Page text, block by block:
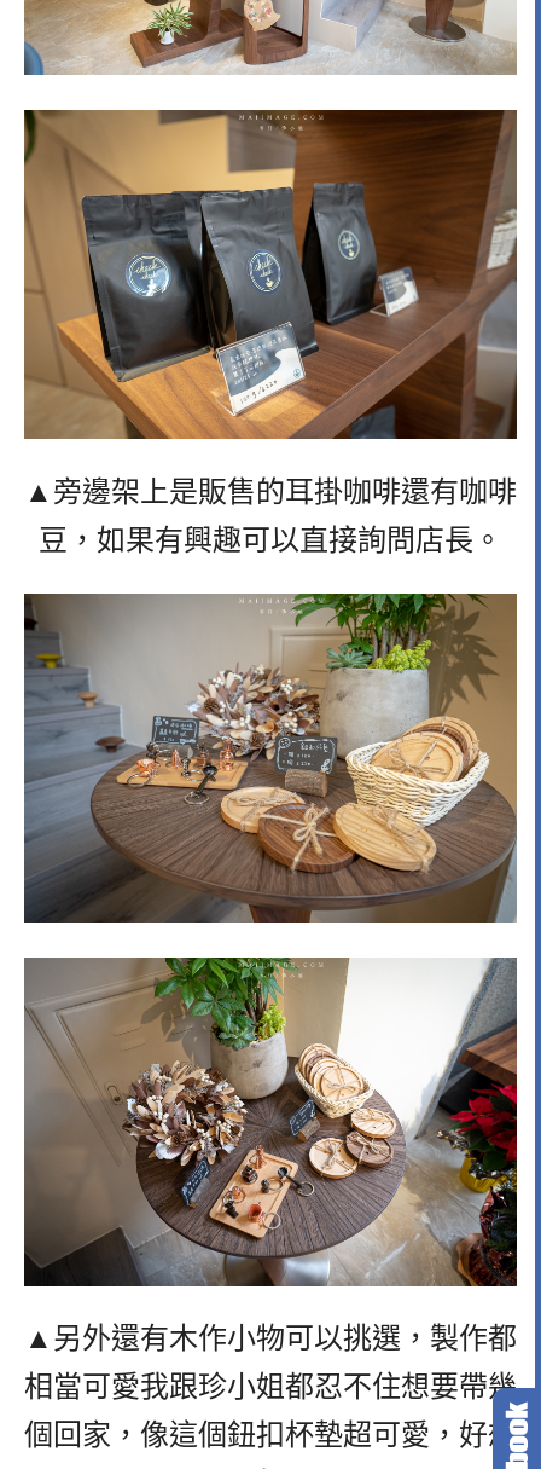
▲旁邊架上是販售的耳掛咖啡還有咖啡
豆，如果有興趣可以直接詢問店長。
▲另外還有木作小物可以挑選，製作都
相當可愛我跟珍小姐都忍不住想要帶幾
個回家，像這個鈕扣杯墊超可愛，好想